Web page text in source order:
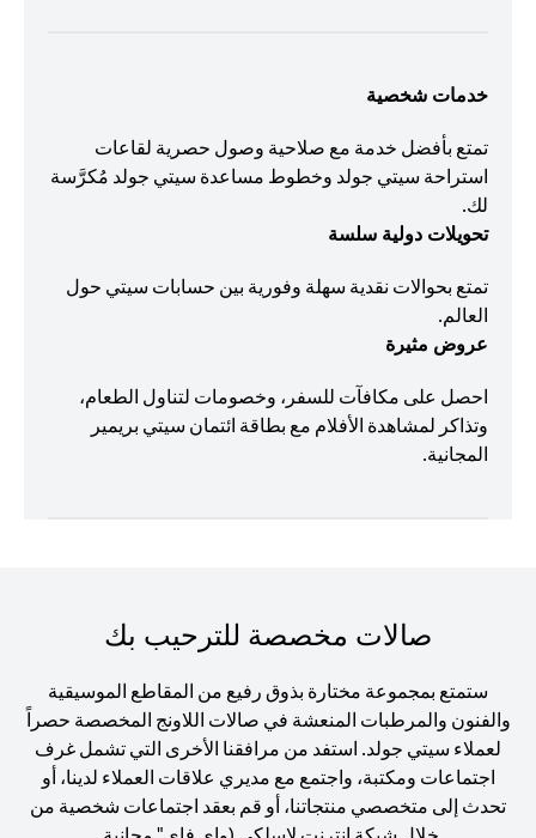
خدمات شخصية
تمتع بأفضل خدمة مع صلاحية وصول حصرية لقاعات
استراحة سيتي جولد وخطوط مساعدة سيتي جولد مُكرَّسة
لك.
تحويلات دولية سلسة
تمتع بحوالات نقدية سهلة وفورية بين حسابات سيتي حول
العالم.
عروض مثيرة
احصل على مكافآت للسفر، وخصومات لتناول الطعام،
وتذاكر لمشاهدة الأفلام مع بطاقة ائتمان سيتي بريمير
المجانية.
صالات مخصصة للترحيب بك
ستمتع بمجموعة مختارة بذوق رفيع من المقاطع الموسيقية
والفنون والمرطبات المنعشة في صالات اللاونج المخصصة حصراً
لعملاء سيتي جولد. استفد من مرافقنا الأخرى التي تشمل غرف
اجتماعات ومكتبة، واجتمع مع مديري علاقات العملاء لدينا، أو
تحدث إلى متخصصي منتجاتنا، أو قم بعقد اجتماعات شخصية من